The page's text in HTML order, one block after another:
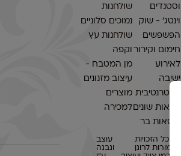
וסטנדים
וינטג׳ - שוק
הפשפשים
חימום וקירור
לאירוע
ישיבה
אלטרנטיבית
כסאות שונים
וכסאות בר
שולחנות
נמוכים סלוניים
שולחנות עץ
וקפה
מן המטבח -
עיצוב מזנונים
מוצרים
למכירה
© כל הזכויות
שמורות לרונן
עוצב
ונבנה